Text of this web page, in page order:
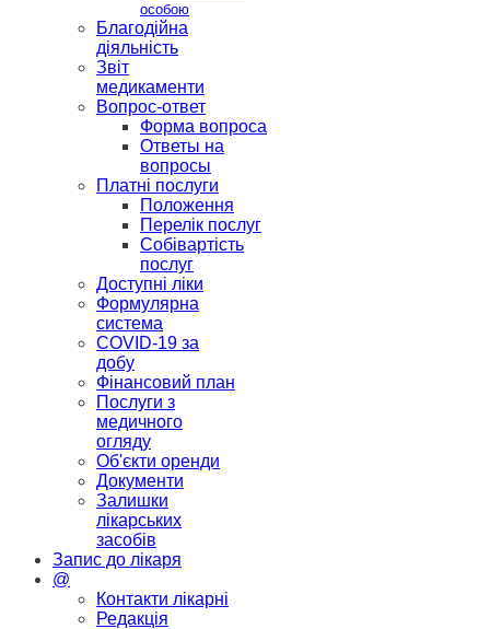
особою
Благодійна
діяльність
Звіт
медикаменти
Вопрос-ответ
Форма вопроса
Ответы на
вопросы
Платні послуги
Положення
Перелік послуг
Собівартість
послуг
Доступні ліки
Формулярна
система
COVID-19 за
добу
Фінансовий план
Послуги з
медичного
огляду
Об'єкти оренди
Документи
Залишки
лікарських
засобів
Запис до лікаря
@
Контакти лікарні
Редакція